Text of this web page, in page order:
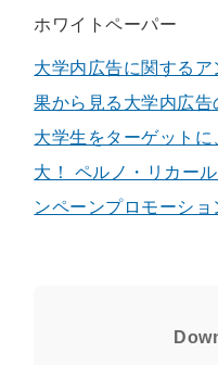
ホワイトペーパー
大学内広告に関する
果から見る大学内広
大学生をターゲット
大！ ペルノ・リカー
ンペーンプロモーショ